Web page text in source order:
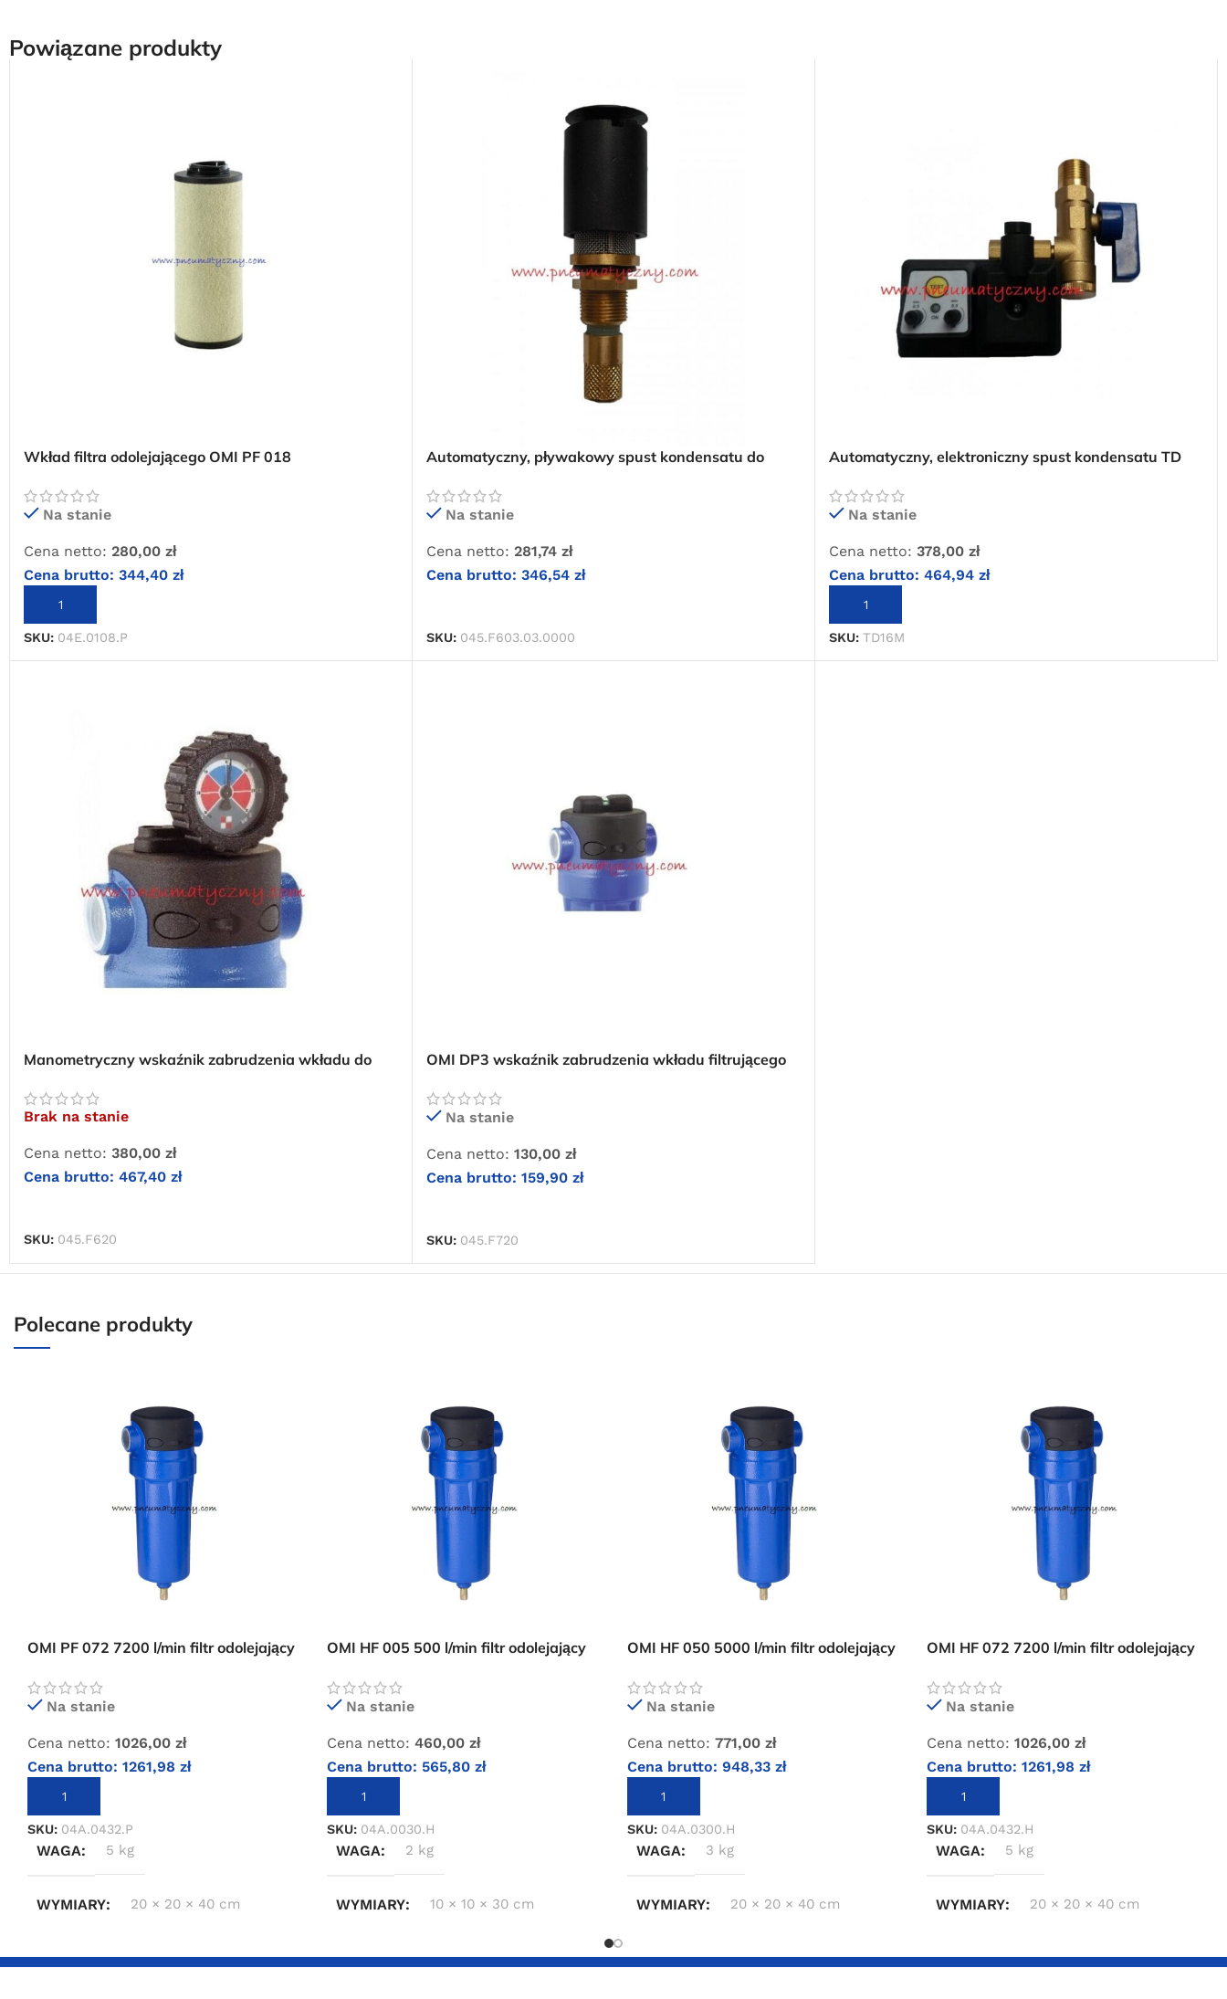
Powiązane produkty
Wkład filtra odolejającego OMI PF 018
Na stanie
Cena netto: 280,00 zł
Cena brutto: 344,40 zł
DODAJ DO KOSZYKA
SKU: 04E.0108.P
Automatyczny, pływakowy spust kondensatu do
Na stanie
Cena netto: 281,74 zł
Cena brutto: 346,54 zł
SKU: 045.F603.03.0000
Automatyczny, elektroniczny spust kondensatu TD
Na stanie
Cena netto: 378,00 zł
Cena brutto: 464,94 zł
DODAJ DO KOSZYKA
SKU: TD16M
Manometryczny wskaźnik zabrudzenia wkładu do
Brak na stanie
Cena netto: 380,00 zł
Cena brutto: 467,40 zł
SKU: 045.F620
OMI DP3 wskaźnik zabrudzenia wkładu filtrującego
Na stanie
Cena netto: 130,00 zł
Cena brutto: 159,90 zł
SKU: 045.F720
Polecane produkty
OMI PF 072 7200 l/min filtr odolejający
Na stanie
Cena netto: 1026,00 zł
Cena brutto: 1261,98 zł
DODAJ DO KOSZYKA
SKU: 04A.0432.P
WAGA 5 kg
WYMIARY 20 × 20 × 40 cm
OMI HF 005 500 l/min filtr odolejający
Na stanie
Cena netto: 460,00zł
Cena brutto: 565,80zł
DODAJ DO KOSZYKA
SKU: 04A.0030.H
WAGA 2 kg
WYMIARY 10 × 10 × 30 cm
OMI HF 050 5000 l/min filtr odolejający
Na stanie
Cena netto: 771,00 zł
Cena brutto: 948,33 zł
DODAJ DO KOSZYKA
SKU: 04A.0300.H
WAGA 3 kg
WYMIARY 20 × 20 × 40 cm
OMI HF 072 7200 l/min filtr odolejający
Na stanie
Cena netto: 1026,00zł
Cena brutto:1261,98zł
DODAJ DO KOSZYKA
SKU: 04A.0432.H
WAGA 5 kg
WYMIARY 20 × 20 × 40 cm
Darmowa
dla wszystkich zamówień złożonych w
sklepie internetowym o wartości
minimum 80,00 zł brutto.
Przejdź do sklepu